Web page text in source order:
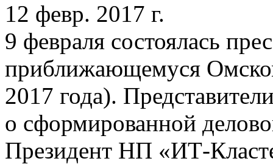
12 февр. 2017 г.
9 февраля состоялась
приближающемуся
2017 года).
о сформированной
Президент НП «ИТ-